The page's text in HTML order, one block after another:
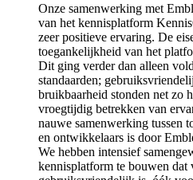
Onze samenwerking met
van het kennisplatform
zeer positieve ervaring. De
toegankelijkheid van het
Dit ging verder dan alleen
standaarden;
bruikbaarheid stonden net zo
vroegtijdig betrekken van
nauwe samenwerking tussen
en ontwikkelaars is door
We hebben intensief
kennisplatform te bouwen